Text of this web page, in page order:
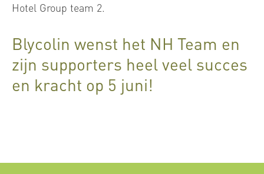
Hotel Group team 2.
Blycolin wenst het NH Team en
zijn supporters heel veel succes
en kracht op 5 juni!